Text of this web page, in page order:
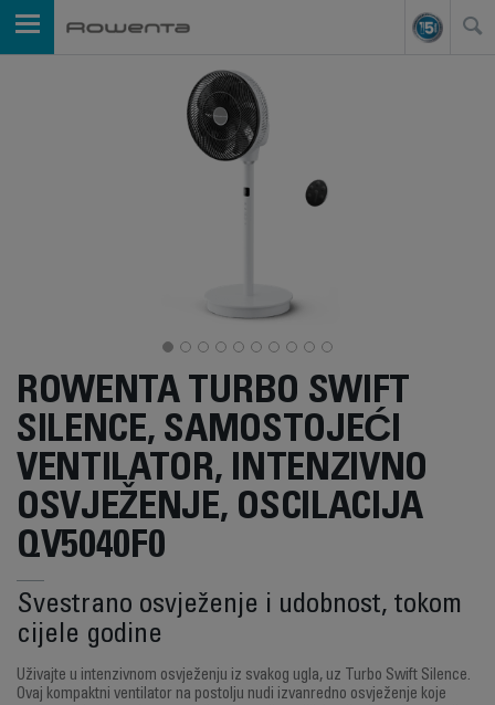
ROWENTA TURBO SWIFT
SILENCE, SAMOSTOJEĆI
VENTILATOR, INTENZIVNO
OSVJEŽENJE, OSCILACIJA
QV5040F0
Svestrano osvježenje i udobnost, tokom
cijele godine
Uživajte u intenzivnom osvježenju iz svakog ugla, uz Turbo Swift Silence.
Ovaj kompaktni ventilator na postolju nudi izvanredno osvježenje koje